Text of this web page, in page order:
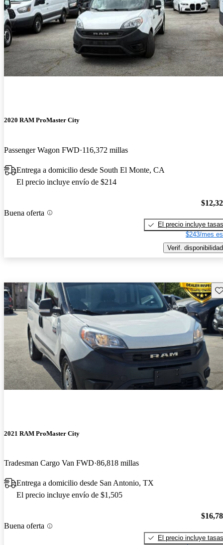
2020 RAM ProMaster City
Passenger Wagon FWD 116,372 millas
Entrega a domicilio desde South El Monte, CA
El precio incluye envío de $214
Buena oferta
El precio incluye tasas
$243/mes
Verif. disponibilidad
2021 RAM ProMaster City
Tradesman Cargo Van FWD 86,818 millas
Entrega a domicilio desde San Antonio, TX
El precio incluye envío de $1,505
Buena oferta
El precio incluye tasas